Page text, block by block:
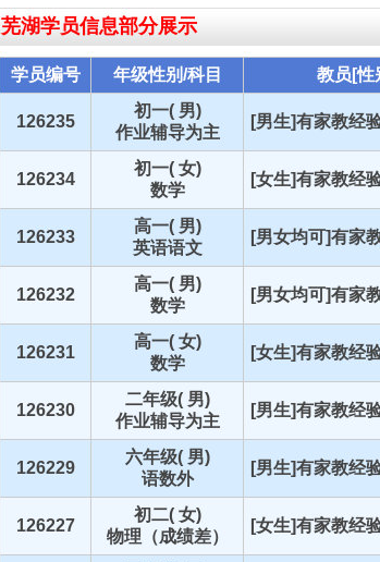
芜湖学员信息部分展示
学员编号 年级性别/科目 教员[性
126235
初一( 男)
作业辅导为主
[男生]有家教经
126234
初一( 女)
数学
[女生]有家教经
126233
高一( 男)
英语语文
[男女均可]有家
126232
高一( 男)
数学
[男女均可]有家
126231
高一( 女)
数学
[女生]有家教经
126230
二年级( 男)
作业辅导为主
[男生]有家教经
126229
六年级( 男)
语数外
[男生]有家教经
126227
初二( 女)
物理（成绩差）
[女生]有家教经